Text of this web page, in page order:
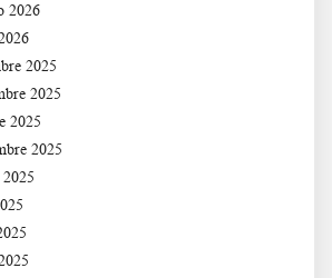
2026
2025
2025
2025
2025
2025